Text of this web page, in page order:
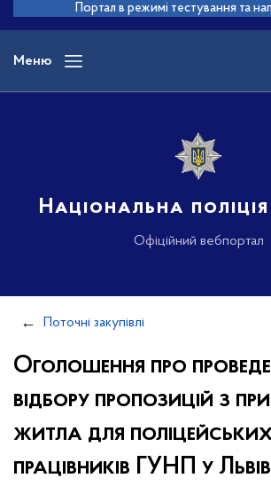
основного
вмісту
Портал в режимі тестування та
Меню
Національна поліція
Офіційний вебпортал
Поточні закупівлі
Оголошення про
відбору пропозицій з
житла для
працівників ГУНП у